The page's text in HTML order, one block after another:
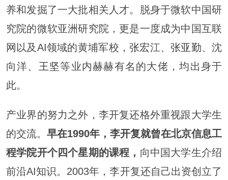
养和发掘了一大批相关人才。脱身于微软中国研
究院的微软亚洲研究院，更是一度成为中国互联
网以及AI领域的黄埔军校，张宏江、张亚勤、沈
向洋、 王坚等业内赫赫有名的大佬，均出身于
此。
产业界的努力之外，李开复还格外重视跟大学生
的交流。 早在1990年，李开复就曾在北京信息工
程学院开个四个星期的课程， 向中国大学生介绍
前沿AI知识。2003年，李开复还自己出资创立了